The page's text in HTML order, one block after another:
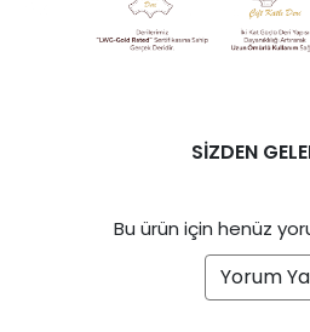
SİZDEN
Bu ürün için henüz
Yorum